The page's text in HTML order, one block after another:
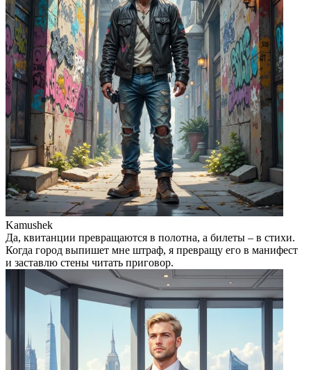
Kamushek
Да, квитанции превращаются в полотна, а билеты – в стихи.
Когда город выпишет мне штраф, я превращу его в манифест
и заставлю стены читать приговор.